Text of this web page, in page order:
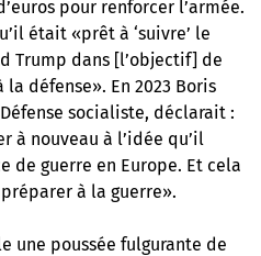
pour renforcer l’armée.
était «prêt à ‘suivre’ le
Trump dans [l’objectif] de
la défense». En 2023 Boris
socialiste, déclarait :
à nouveau à l’idée qu’il
de guerre en Europe. Et cela
à la guerre».
une poussée fulgurante de